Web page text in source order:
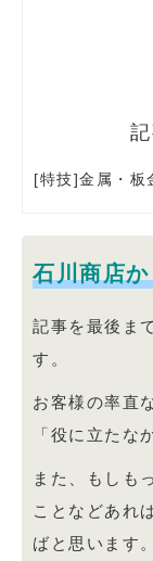
[特技]金属・板
石川商店
記事を最後ま
す。
お客様の率直
「役に立たな
また、もしも
ことなどあれ
ばと思います。